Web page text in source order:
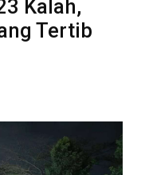
Kalah,
Tertib